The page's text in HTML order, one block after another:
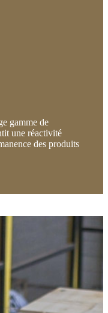
gamme de
une réactivité
des produits